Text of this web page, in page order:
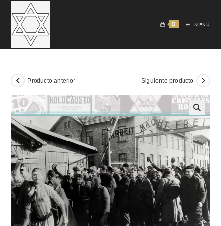
0 MENÚ
Producto anterior Siguiente producto
🔍